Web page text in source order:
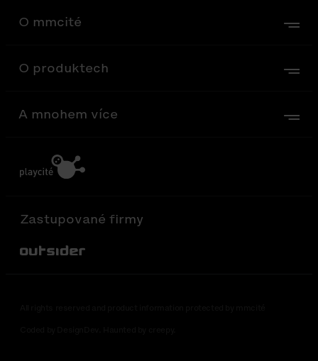
O mmcité
O produktech
A mnohem více
Zastupované firmy
Out-Sider